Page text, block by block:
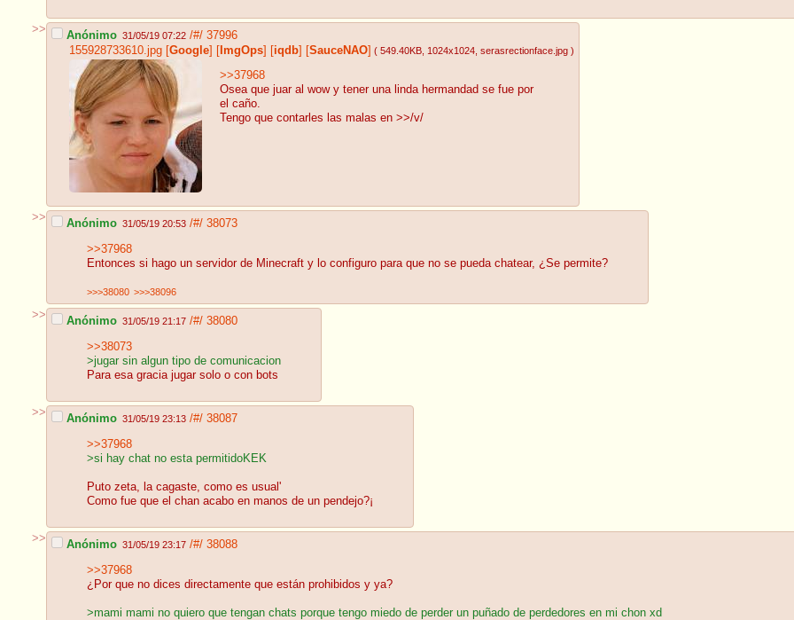
>> Anónimo 31/05/19 07:22 /#/ 37996
155928733610.jpg [Google] [ ImgOps] [iqdb] [SauceNAO] ( 549.40KB , 1024x1024 , serasrectionface.jpg )
>>37968
Osea que juar al wow y tener una linda hermandad se fue por
el caño.
Tengo que contarles las malas en >>/v/
>> Anónimo 31/05/19 20:53 /#/ 38073
>>37968
Entonces si hago un servidor de Minecraft y lo configuro para que no se pueda chatear, ¿Se permite?
>>>38080 >>>38096
>> Anónimo 31/05/19 21:17 /#/ 38080
>>38073
>jugar sin algun tipo de comunicacion
Para esa gracia jugar solo o con bots
>> Anónimo 31/05/19 23:13 /#/ 38087
>>37968
>si hay chat no esta permitidoKEK
Puto zeta, la cagaste, como es usual'
Como fue que el chan acabo en manos de un pendejo?¡
>> Anónimo 31/05/19 23:17 /#/ 38088
>>37968
¿Por que no dices directamente que están prohibidos y ya?
>mami mami no quiero que tengan chats porque tengo miedo de perder un puñado de perdedores en mi chon xd